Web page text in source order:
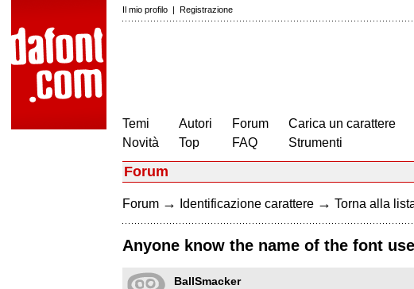
Il mio profilo | Registrazione
Temi
Novità
Autori
Top
Forum
FAQ
Carica un carattere
Strumenti
Forum
Forum → Identificazione carattere → Torna alla
Anyone know the name of the font
BallSmacker